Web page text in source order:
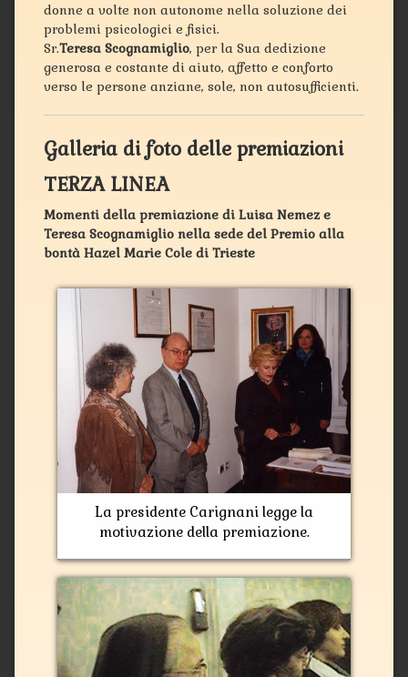
donne a volte non autonome nella soluzione dei
problemi psicologici e fisici.
Sr.Teresa Scognamiglio, per la Sua dedizione
generosa e costante di aiuto, affetto e conforto
verso le persone anziane, sole, non autosufficienti.
Galleria di foto delle premiazioni
TERZA LINEA
Momenti della premiazione di Luisa Nemez e
Teresa Scognamiglio nella sede del Premio alla
bontà Hazel Marie Cole di Trieste
La presidente Carignani legge la
motivazione della premiazione.